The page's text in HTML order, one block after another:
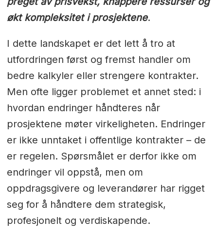
økt kompleksitet i prosjektene.
I dette landskapet er det lett å tro at
utfordringen først og fremst handler om
bedre kalkyler eller strengere kontrakter.
Men ofte ligger problemet et annet sted: i
hvordan endringer håndteres når
prosjektene møter virkeligheten. Endringer
er ikke unntaket i offentlige kontrakter – de
er regelen. Spørsmålet er derfor ikke om
endringer vil oppstå, men om
oppdragsgivere og leverandører har rigget
seg for å håndtere dem strategisk,
profesjonelt og verdiskapende.